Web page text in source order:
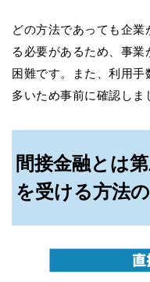
どの方法であっても企
る必要があるため、事
困難です。また、利用手
多いため事前に確認しま
間接金融とは
を受ける方法